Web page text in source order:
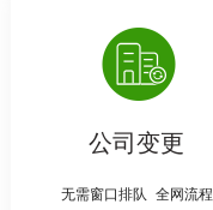
公司变更
无需窗口排队 全网流程